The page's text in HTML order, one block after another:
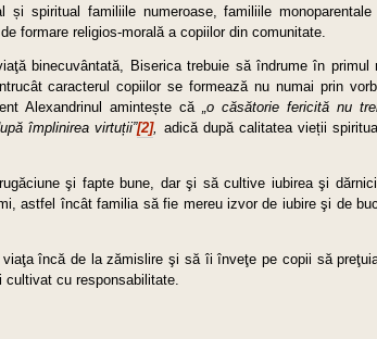
spiritual familiile numeroase, familiile monoparentale
formare religios-morală a copiilor din comunitate.
binecuvântată, Biserica trebuie să îndrume în primul
caracterul copiilor se formează nu numai prin
Alexandrinul amintește că „o căsătorie fericită nu
împlinirea virtuții”[2], adică după calitatea vieții
şi fapte bune, dar şi să cultive iubirea şi
astfel încât familia să fie mereu izvor de iubire şi de
încă de la zămislire şi să îi înveţe pe copii să
cultivat cu responsabilitate.